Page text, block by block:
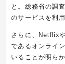
と。総務省の調
のサービスを利
さらに、Netflix
であるオンライ
いることが明ら